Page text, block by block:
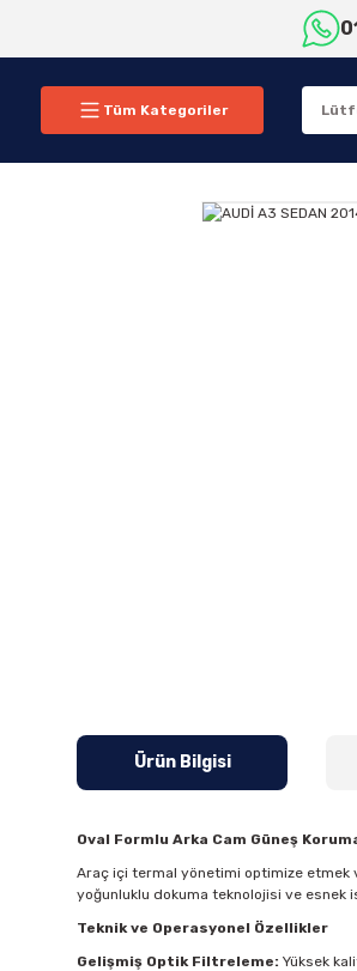
Tüm Kategoriler
Ürün Bilgisi
Oval Formlu Arka Cam Güneş
Araç içi termal yönetimi optimize etmek
yoğunluklu dokuma teknolojisi ve esnek
Teknik ve Operasyonel Özellikler
Gelişmiş Optik Filtreleme: Yüksek